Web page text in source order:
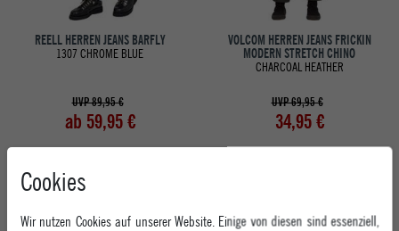
REELL HERREN JEANS BARFLY
1307 CHROME BLUE
UVP 89,95 €
ab 59,95 €
VOLCOM HERREN JEANS FRICKIN
MODERN STRETCH CHINO
CHARCOAL HEATHER
UVP 69,95 €
34,95 €
Cookies
Wir nutzen Cookies auf unserer Website. Einige von diesen sind essenziell,